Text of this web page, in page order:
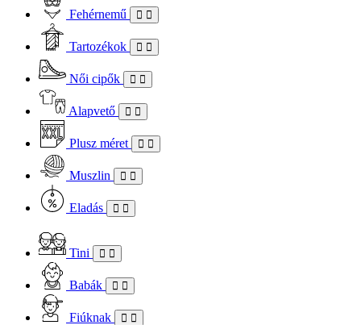
Fehérnemű
Tartozékok
Női cipők
Alapvető
Plusz méret
Muszlin
Eladás
Tini
Babák
Fiúknak